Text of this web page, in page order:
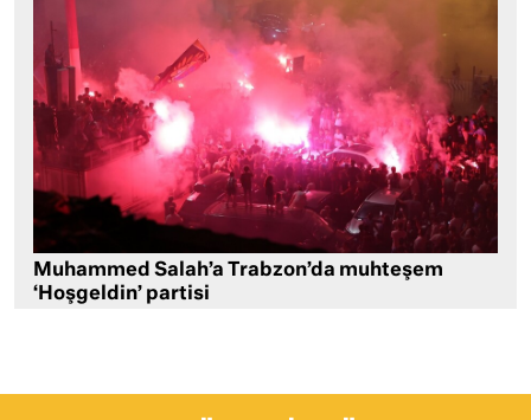
Muhammed Salah’a Trabzon’da muhteşem
‘Hoşgeldin’ partisi